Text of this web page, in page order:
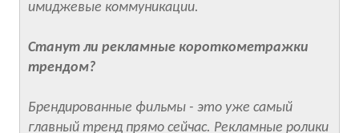
имиджевые коммуникации.
Станут ли рекламные короткометражки
трендом?
Брендированные фильмы - это уже самый
главный тренд прямо сейчас. Рекламные ролики